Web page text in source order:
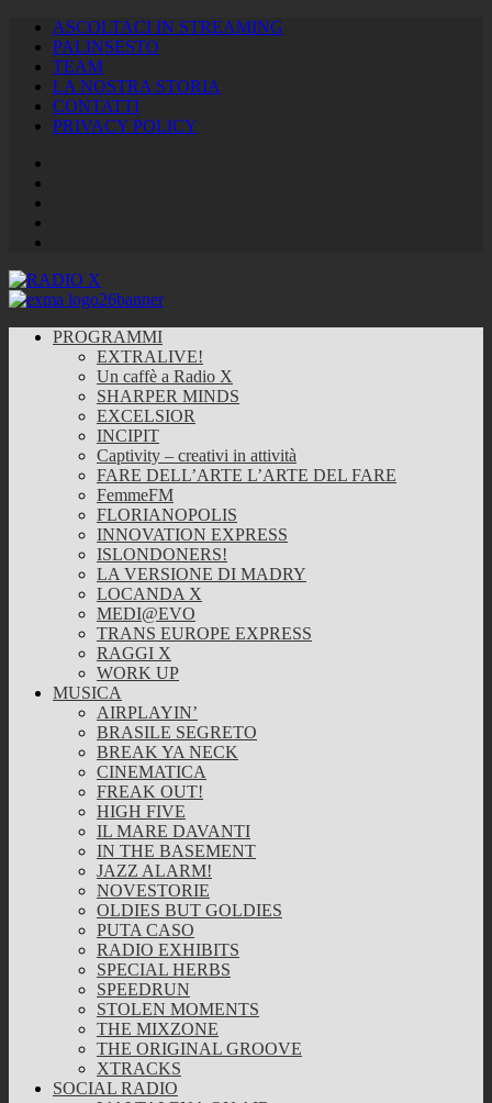
ASCOLTACI IN STREAMING
PALINSESTO
TEAM
LA NOSTRA STORIA
CONTATTI
PRIVACY POLICY
PROGRAMMI
EXTRALIVE!
Un caffè a Radio X
SHARPER MINDS
EXCELSIOR
INCIPIT
Captivity – creativi in attività
FARE DELL’ARTE L’ARTE DEL FARE
FemmeFM
FLORIANOPOLIS
INNOVATION EXPRESS
ISLONDONERS!
LA VERSIONE DI MADRY
LOCANDA X
MEDI@EVO
TRANS EUROPE EXPRESS
RAGGI X
WORK UP
MUSICA
AIRPLAYIN’
BRASILE SEGRETO
BREAK YA NECK
CINEMATICA
FREAK OUT!
HIGH FIVE
IL MARE DAVANTI
IN THE BASEMENT
JAZZ ALARM!
NOVESTORIE
OLDIES BUT GOLDIES
PUTA CASO
RADIO EXHIBITS
SPECIAL HERBS
SPEEDRUN
STOLEN MOMENTS
THE MIXZONE
THE ORIGINAL GROOVE
XTRACKS
SOCIAL RADIO